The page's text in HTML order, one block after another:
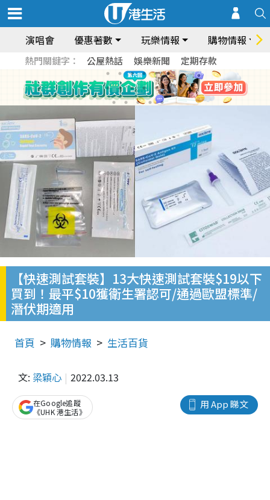
演唱會 優惠著數 玩樂情報 購物情報
熱門關鍵字： 公屋熱話 娛樂新聞 定期存款
【快速測試套裝】13大快速測試套裝$19以下
買到！最平$10獲衛生署認可/通過歐盟標準/
潛伏期適用
首頁 購物情報 生活百貨
文: 梁穎心 2022.03.13
用 App 睇文
在Google追蹤
《UHK 港生活》